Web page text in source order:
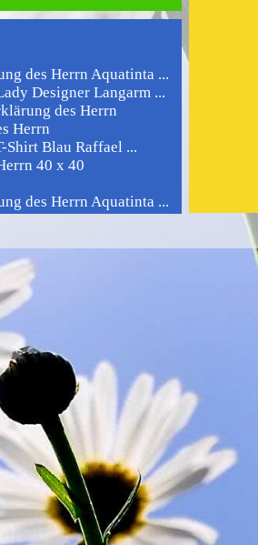
des Herrn Aquatinta ...
Designer Langarm ...
des Herrn
Herrn
Shirt Blau Raffael ...
40 x 40
des Herrn Aquatinta ...